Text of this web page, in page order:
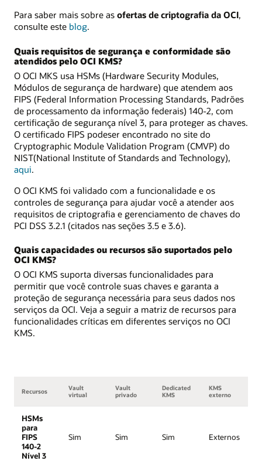
Para saber mais sobre as ofertas de criptografia da OCI,
consulte este blog.
Quais requisitos de segurança e conformidade são
atendidos pelo OCI KMS?
O OCI MKS usa HSMs (Hardware Security Modules,
Módulos de segurança de hardware) que atendem aos
FIPS (Federal Information Processing Standards, Padrões
de processamento da informação federais) 140-2, com
certificação de segurança nível 3, para proteger as chaves.
O certificado FIPS podeser encontrado no site do
Cryptographic Module Validation Program (CMVP) do
NIST(National Institute of Standards and Technology),
aqui.
O OCI KMS foi validado com a funcionalidade e os
controles de segurança para ajudar você a atender aos
requisitos de criptografia e gerenciamento de chaves do
PCI DSS 3.2.1 (citados nas seções 3.5 e 3.6).
Quais capacidades ou recursos são suportados pelo
OCI KMS?
O OCI KMS suporta diversas funcionalidades para
permitir que você controle suas chaves e garanta a
proteção de segurança necessária para seus dados nos
serviços da OCI. Veja a seguir a matriz de recursos para
funcionalidades críticas em diferentes serviços no OCI
KMS.
Recursos
Vault
virtual
Vault
privado
Dedicated
KMS
KMS
externo
HSMs
para
FIPS
140-2
Nível 3
Sim Sim Sim Externos